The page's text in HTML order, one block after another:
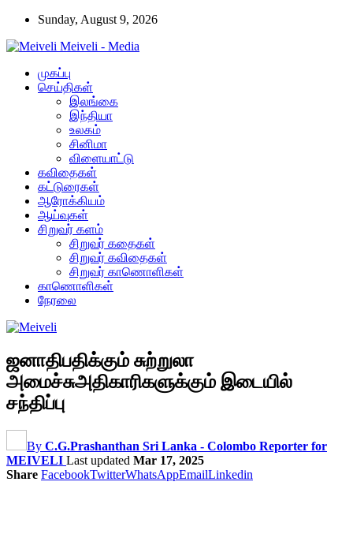
Sunday, August 9, 2026
Meiveli - Media
முகப்பு
செய்திகள்
இலங்கை
இந்தியா
உலகம்
சினிமா
விளையாட்டு
கவிதைகள்
கட்டுரைகள்
ஆரோக்கியம்
ஆய்வுகள்
சிறுவர் களம்
சிறுவர் கதைகள்
சிறுவர் கவிதைகள்
சிறுவர் காணொளிகள்
காணொளிகள்
நேரலை
ஜனாதிபதிக்கும் சுற்றுலா
அமைச்சுஅதிகாரிகளுக்கும் இடையில்
சந்திப்பு
By C.G.Prashanthan Sri Lanka - Colombo Reporter for
MEIVELI Last updated Mar 17, 2025
Share FacebookTwitterWhatsAppEmailLinkedin